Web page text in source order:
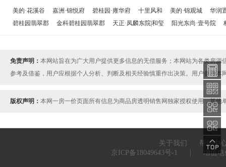
美的·花溪谷 嘉洲·锦悦府 碧桂园·雍华府 十里风和 美的·锦观城
华润
碧桂园翡翠郡
金科碧桂园翡翠郡 天正·凤麟东院|和玺 阳光东尚·壹号院
免责声明： 本网站旨在为广大用户提供更多信息的无偿服务；本网站为各类房
参考及借鉴，用户应根据个人分析、判断及相关经验慎重作出决策。用户参考
版权声明： 本网一房一价页面所有信息为商品房透明销售网独家授权使用，其
关于我们
帮助中
京ICP备18049643号-1
| 增值电